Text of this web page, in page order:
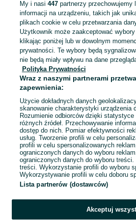
KATEGORIA
Mapa kategorii
Mapa miejscowości
Mapa ministron
Popularne wyszukiwania
My i nasi 447partnerzy przechowujemy
informacji na urządzeniu, takich jak
plikach cookie w celu przetwarzania
Użytkownik może zaakceptować
klikając poniżej lub w dowolnym
prywatności. Te wybory będą
nie będą miały wpływu na dane
Polityka Prywatności
Wraz z naszymi partnerami
zapewnienia:
Użycie dokładnych danych
skanowanie charakterystyki urządzenia
Rozumienie odbiorców dzięki
różnych źródeł. Przechowywanie
dostęp do nich. Pomiar efektywności
usług. Tworzenie profili w celu
profili w celu spersonalizowanych
ograniczonych danych do wyboru
ograniczonych danych do wyboru
treści. Wykorzystanie profili do wyboru
Wykorzystywanie profili w celu doboru
Lista partnerów (dostawców)
Akceptuj